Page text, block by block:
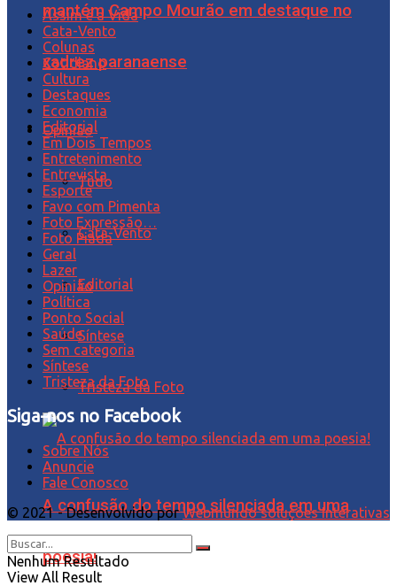
mantém Campo Mourão em destaque no
xadrez paranaense
Opinião
Tudo
Cata-Vento
Editorial
Síntese
Tristeza da Foto
A confusão do tempo silenciada em uma
poesia!
Assim é a Vida
Cata-Vento
Colunas
Cotidiano
Cultura
Destaques
Economia
Editorial
Em Dois Tempos
Entretenimento
Entrevista
Esporte
Favo com Pimenta
Foto Expressão…
Foto Piada
Geral
Lazer
Opinião
Política
Ponto Social
Saúde
Sem categoria
Síntese
Tristeza da Foto
Siga-nos no Facebook
Sobre Nós
Anuncie
Fale Conosco
© 2021 - Desenvolvido porWebmundo soluções Interativas
Nenhum Resultado
View All Result